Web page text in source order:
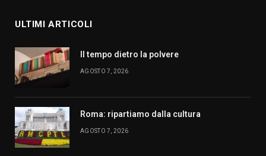
ULTIMI ARTICOLI
Il tempo dietro la polvere
AGOSTO 7, 2026
Roma: ripartiamo dalla cultura
AGOSTO 7, 2026